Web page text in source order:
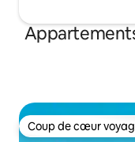
Coup de cœur
Coup de cœur